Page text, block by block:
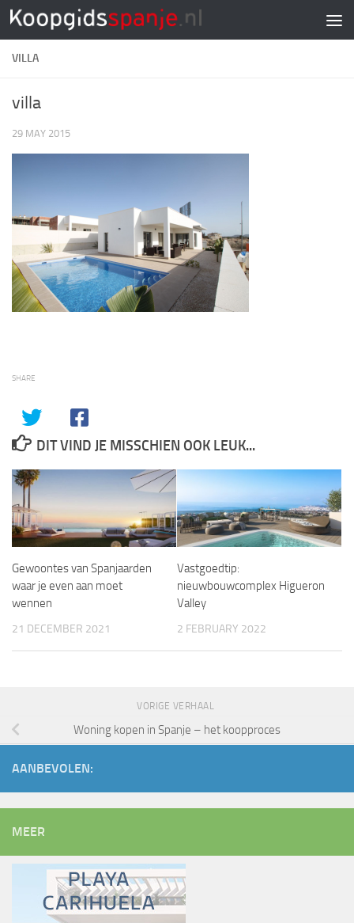
Doorgaan naar inhoud
VILLA
villa
29 MAY 2015
SHARE
DIT VIND JE MISSCHIEN OOK LEUK...
Gewoontes van Spanjaarden
waar je even aan moet
wennen
21 DECEMBER 2021
Vastgoedtip:
nieuwbouwcomplex Higueron
Valley
2 FEBRUARY 2022
VORIGE VERHAAL
Woning kopen in Spanje – het koopproces
AANBEVOLEN:
MEER